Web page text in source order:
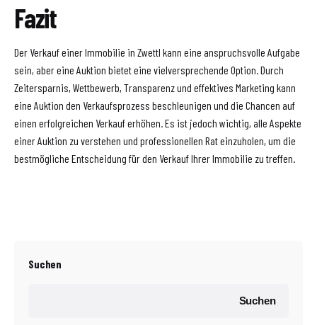
Fazit
Der Verkauf einer Immobilie in Zwettl kann eine anspruchsvolle Aufgabe
sein, aber eine Auktion bietet eine vielversprechende Option. Durch
Zeitersparnis, Wettbewerb, Transparenz und effektives Marketing kann
eine Auktion den Verkaufsprozess beschleunigen und die Chancen auf
einen erfolgreichen Verkauf erhöhen. Es ist jedoch wichtig, alle Aspekte
einer Auktion zu verstehen und professionellen Rat einzuholen, um die
bestmögliche Entscheidung für den Verkauf Ihrer Immobilie zu treffen.
Suchen
Suchen